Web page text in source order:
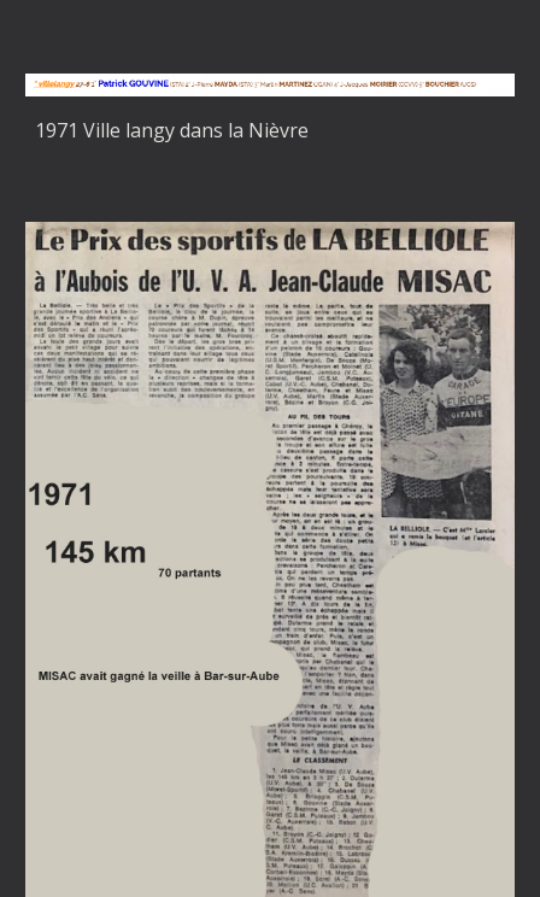
1971 Ville langy dans la Nièvre